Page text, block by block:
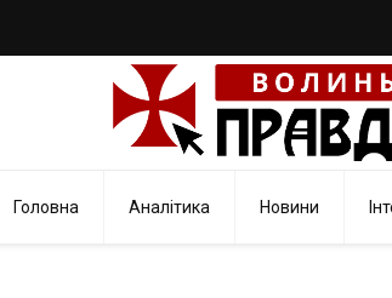
Головна Аналітика Новини